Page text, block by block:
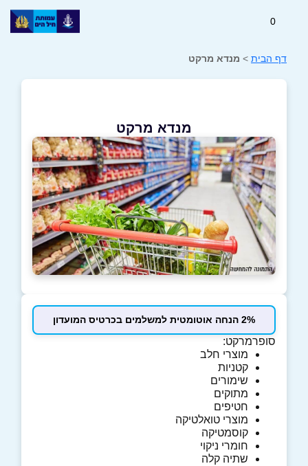
0
דף הבית > מנדא מרקט
מנדא מרקט
2% הנחה אוטומטית למשלמים בכרטיס המועדון
סופרמרקט:
מוצרי חלב
קטניות
שימורים
מתוקים
חטיפים
מוצרי טואלטיקה
קוסמטיקה
חומרי ניקוי
שתיה קלה